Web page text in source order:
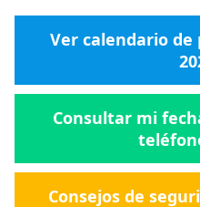
Ver calendario de
Consultar mi
Consejos de